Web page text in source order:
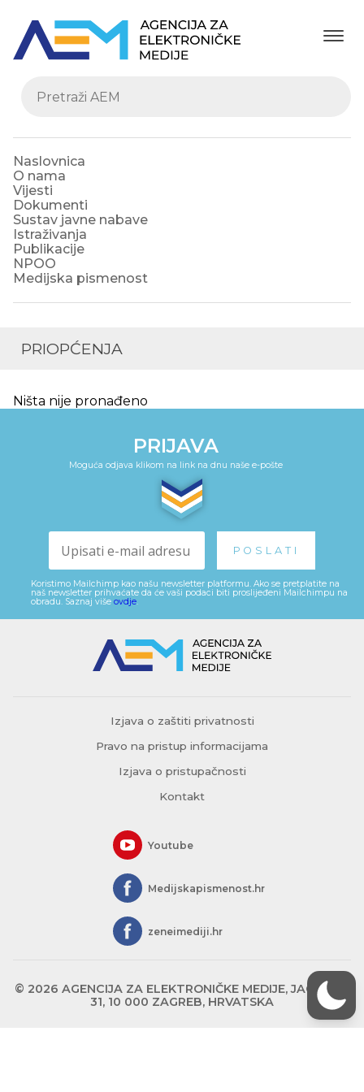
Naslovnica
O nama
Vijesti
Dokumenti
Sustav javne nabave
Istraživanja
Publikacije
NPOO
Medijska pismenost
PRIOPĆENJA
Ništa nije pronađeno
PRIJAVA
Moguća odjava klikom na link na dnu naše e-pošte
Koristimo Mailchimp kao našu newsletter platformu. Ako se pretplatite na
naš newsletter prihvaćate da će vaši podaci biti proslijeđeni Mailchimpu na
obradu. Saznaj više ovdje.
Izjava o zaštiti privatnosti
Pravo na pristup informacijama
Izjava o pristupačnosti
Kontakt
Youtube
Medijskapismenost.hr
zeneimediji.hr
© 2026 AGENCIJA ZA ELEKTRONIČKE MEDIJE, JAGIĆEVA
31, 10 000 ZAGREB, HRVATSKA